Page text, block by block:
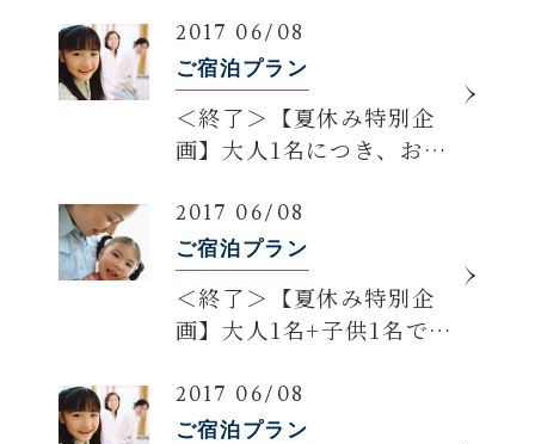
援プラン登場！
2017 06/08
ご宿泊プラン
＜終了＞【夏休み特別企
画】大人1名につき、お子
援プラン登場！
2017 06/08
ご宿泊プラン
＜終了＞【夏休み特別企
画】大人1名+子供1名でお
プランが登場！
2017 06/08
ご宿泊プラン